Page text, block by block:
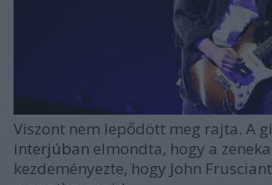
Viszont nem lepődött meg rajta. A
interjúban elmondta, hogy a
kezdeményezte, hogy John